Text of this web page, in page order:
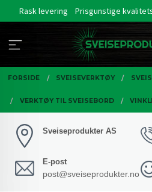
Rask levering Prisgunstige
FORSIDE SVEISEVERKTØY
VERKTØY TIL SVEISEBORD
Sveiseprodukter AS
E-post
post@sveiseprodukter.no